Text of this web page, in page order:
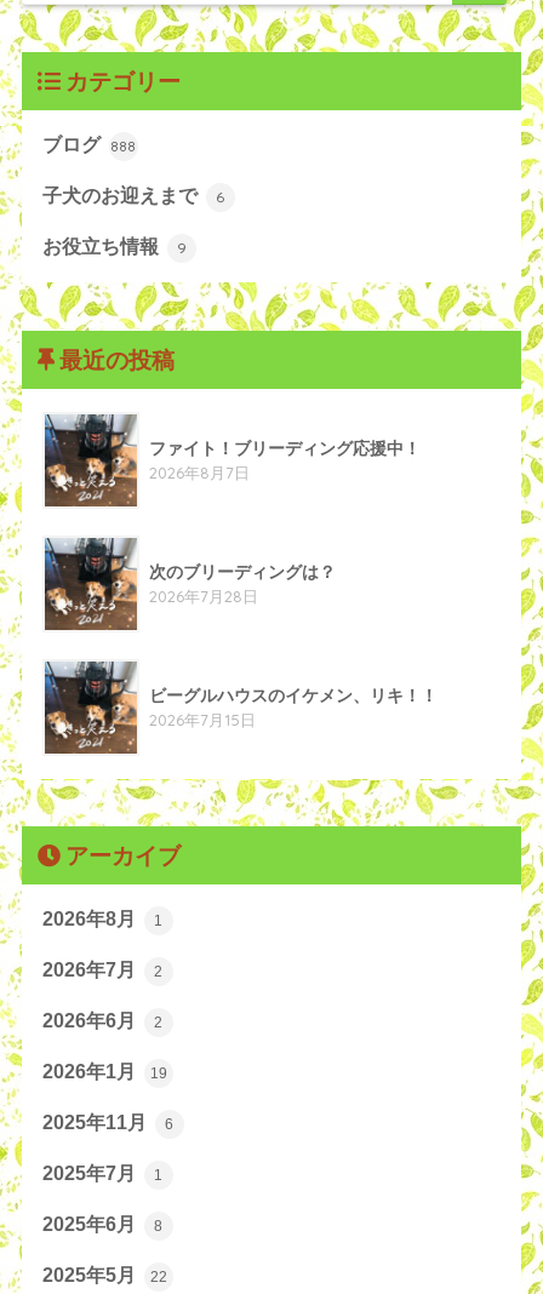
カテゴリー
ブログ 888
子犬のお迎えまで 6
お役立ち情報 9
最近の投稿
ファイト！ブリーディング応援中！
2026年8月7日
次のブリーディングは？
2026年7月28日
ビーグルハウスのイケメン、リキ！！
2026年7月15日
アーカイブ
2026年8月 1
2026年7月 2
2026年6月 2
2026年1月 19
2025年11月 6
2025年7月 1
2025年6月 8
2025年5月 22